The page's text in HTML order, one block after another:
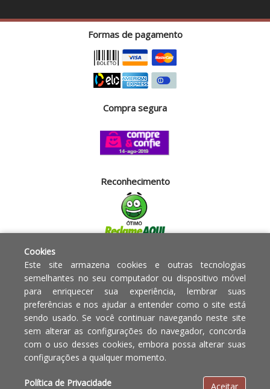
Formas de pagamento
Compra segura
Reconhecimento
Powered by:
Copyright © 2010 - 2017 Razão
social Blumenau - RA OBJETOS PARA
O LAR EIRELI CNPJ -
E loja 33 Asa Sul - Brasília-DF - CEP:
Em caso de divergência de
preços, o valor válido é o do
Cookies
Este site armazena cookies e outras tecnologias
semelhantes no seu computador ou dispositivo móvel
para enriquecer sua experiência, lembrar suas
preferências e nos ajudar a entender como o site está
sendo usado. Se você continuar navegando neste site
sem alterar as configurações do navegador, concorda
com o uso desses cookies, embora possa alterar suas
configurações a qualquer momento.
Política de Privacidade Aceitar